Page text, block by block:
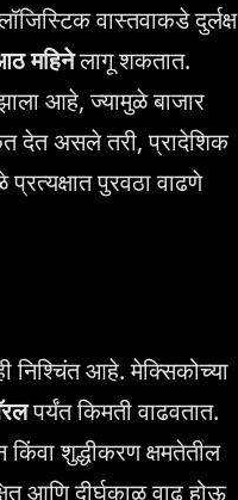
वास्तवाकडे दुर्लक्ष
महिनेलागू शकतात.
आहे, ज्यामुळे बाजार
देत असले तरी, प्रादेशिक
पुरवठा वाढणे
निश्चिंत आहे. मेक्सिकोच्या
पर्यंत किमती वाढवतात.
शुद्धीकरण क्षमतेतील
आणि दीर्घकाळ वाढ होऊ